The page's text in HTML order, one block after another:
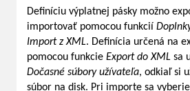
Definíciu výplatnej pásky možno
importovať pomocou funkcií
Import z XML. Definícia určená na
pomocou funkcie Export do XML sa
Dočasné súbory užívateľa, odkiaľ si
súbor na disk. Pri importe sa